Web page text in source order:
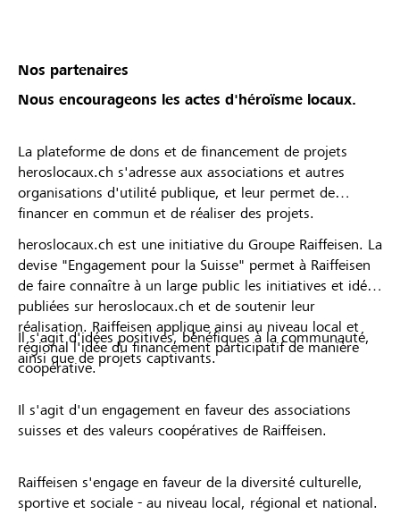
Nos partenaires
Nous encourageons les actes d'héroïsme locaux.
La plateforme de dons et de financement de projets
heroslocaux.ch s'adresse aux associations et autres
organisations d'utilité publique, et leur permet de
financer en commun et de réaliser des projets.
heroslocaux.ch est une initiative du Groupe Raiffeisen. La
devise "Engagement pour la Suisse" permet à Raiffeisen
de faire connaître à un large public les initiatives et idées
publiées sur heroslocaux.ch et de soutenir leur
réalisation. Raiffeisen applique ainsi au niveau local et
régional l'idée du financement participatif de manière
coopérative.
Il s'agit d'idées positives, bénéfiques à la communauté,
ainsi que de projets captivants.
Il s'agit d'un engagement en faveur des associations
suisses et des valeurs coopératives de Raiffeisen.
Raiffeisen s'engage en faveur de la diversité culturelle,
sportive et sociale - au niveau local, régional et national.